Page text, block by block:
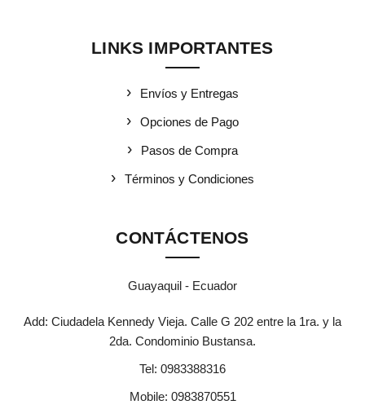
LINKS IMPORTANTES
Envíos y Entregas
Opciones de Pago
Pasos de Compra
Términos y Condiciones
CONTÁCTENOS
Guayaquil - Ecuador
Add: Ciudadela Kennedy Vieja. Calle G 202 entre la 1ra. y la
2da. Condominio Bustansa.
Tel: 0983388316
Mobile: 0983870551